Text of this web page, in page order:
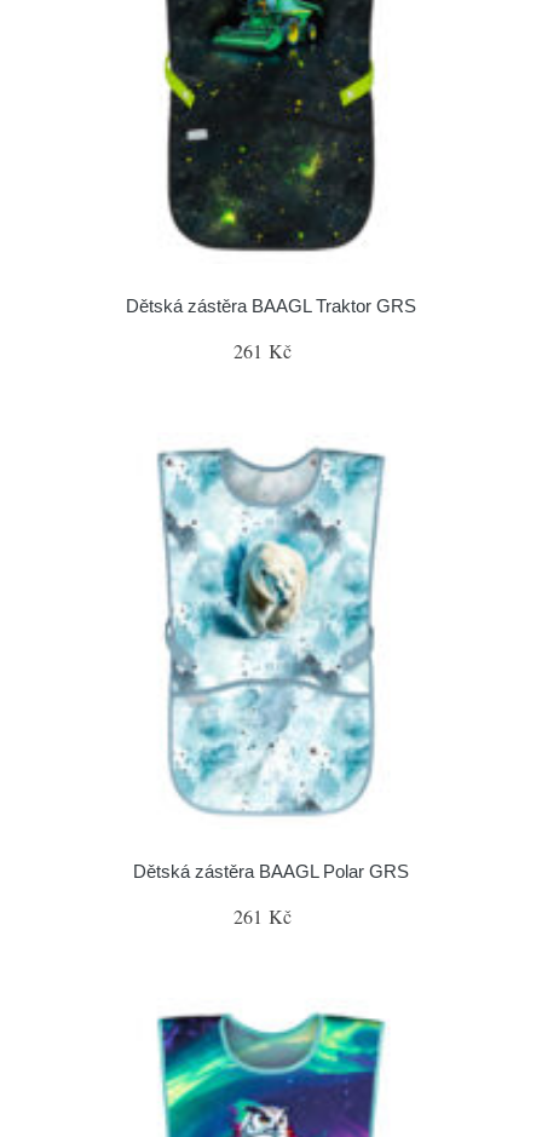
Dětská zástěra BAAGL Traktor GRS
261 Kč
Dětská zástěra BAAGL Polar GRS
261 Kč